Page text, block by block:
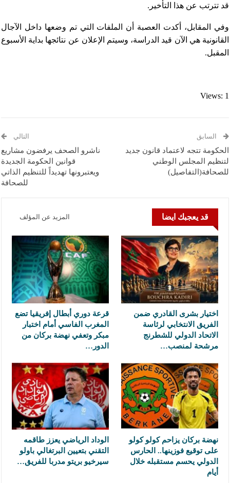
قد تترتب عن هذا التأخير.
وفي المقابل، أكدت العصبة أن الملفات التي تم وضعها داخل الآجال
القانونية هي الآن قيد الدراسة، وسيتم الإعلان عن نتائجها بداية الأسبوع
المقبل.
Views: 1
السابق
الحكومة تتجه لاعتماد قانون جديد
لتنظيم المجلس الوطني
للصحافة(التفاصيل)
التالي
ناشرو الصحف يرفضون مشاريع
قوانين الحكومة الجديدة
ويعتبرونها تهديداً للتنظيم الذاتي
للصحافة
قد يعجبك ايضا المزيد عن المؤلف
اختيار بشرى القادري ضمن
الفريق الانتخابي لرئاسة
الاتحاد الدولي للشطرنج
مرشحة لمنصب…
قرعة دوري أبطال إفريقيا تضع
المغرب الفاسي أمام اختبار
مبكر وتعفي نهضة بركان من
الدور…
نهضة بركان يزاحم كولو كولو
على توقيع فوزينها.. الحارس
الدولي يحسم مستقبله خلال
أيام
الوداد الرياضي يعزز طاقمه
التقني بتعيين البرتغالي باولو
سيرخيو بريتو مدربا للفريق…